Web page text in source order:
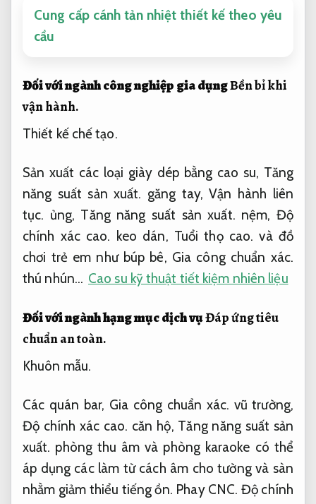
Cung cấp cánh tản nhiệt thiết kế theo yêu
cầu
Đối với ngành công nghiệp gia dụngBền bỉ khi
vận hành.
Thiết kế chế tạo.
Sản xuất các loại giày dép bằng cao su, Tăng
năng suất sản xuất. găng tay,Vận hành liên
tục. ủng, Tăng năng suất sản xuất. nệm, Độ
chính xác cao. keo dán, Tuổi thọ cao. và đồ
chơi trẻ em như búp bê, Gia công chuẩn xác.
thú nhún… Cao su kỹ thuật tiết kiệm nhiên liệu
Đối với ngành hạng mục dịch vụĐáp ứng tiêu
chuẩn an toàn.
Khuôn mẫu.
Các quán bar, Gia công chuẩn xác. vũ trường,
Độ chính xác cao. căn hộ, Tăng năng suất sản
xuất. phòng thu âm và phòng karaoke có thể
áp dụng các làm từ cách âm cho tường và sàn
nhằm giảm thiểu tiếng ồn. Phay CNC. Độ chính